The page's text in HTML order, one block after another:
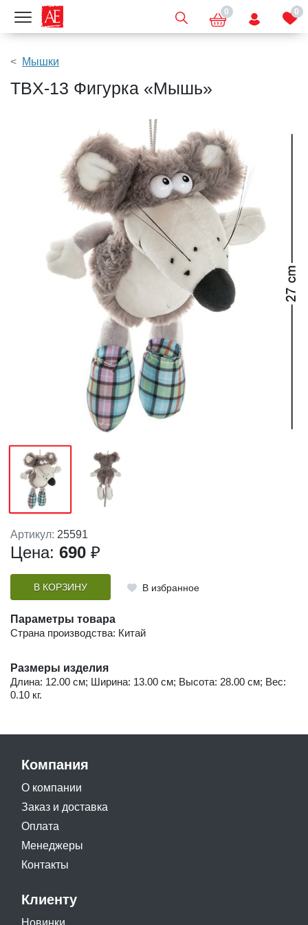
Показать меню 0 0
Мышки
TBX-13 Фигурка «Мышь»
Артикул: 25591
Цена: 690 ₽
В КОРЗИНУ В избранное
Параметры товара
Страна производства: Китай
Размеры изделия
Длина: 12.00 см; Ширина: 13.00 см; Высота: 28.00 см; Вес:
0.10 кг.
Компания
О компании
Заказ и доставка
Оплата
Менеджеры
Контакты
Клиенту
Новинки